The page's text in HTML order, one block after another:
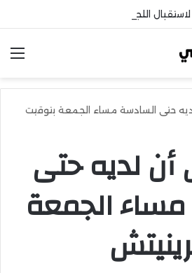
حتى السادسة مساء الجمعة بتوقيت
أن لديه حتى
الجمعة